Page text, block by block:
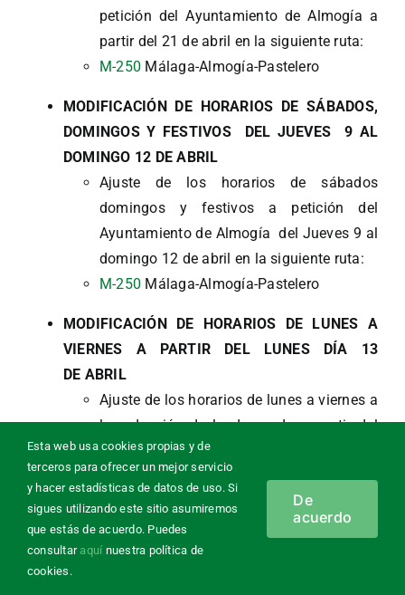
petición del Ayuntamiento de Almogía a
partir del 21 de abril en la siguiente ruta:
M-250 Málaga-Almogía-Pastelero
MODIFICACIÓN DE HORARIOS DE SÁBADOS,
DOMINGOS Y FESTIVOS DEL JUEVES 9 AL
DOMINGO 12 DE ABRIL
Ajuste de los horarios de sábados
domingos y festivos a petición del
Ayuntamiento de Almogía del Jueves 9 al
domingo 12 de abril en la siguiente ruta:
M-250 Málaga-Almogía-Pastelero
MODIFICACIÓN DE HORARIOS DE LUNES A
VIERNES A PARTIR DEL LUNES DÍA 13
DE ABRIL
Ajuste de los horarios de lunes a viernes a
la reducción de la demanda a partir del
lunes 13 de abril en las siguientes rutas:
M-123 Churriana-Torremolinos-
Benalmádena Costa
T-1Urbano de Torremolinos. Línea 1
Torremolinos-Aloha
Esta web usa cookies propias y de
terceros para ofrecer un mejor servicio
y hacer estadísticas de datos de uso. Si
sigues utilizando este sitio asumiremos
que estás de acuerdo. Puedes
consultar aquí nuestra política de
cookies.
De
acuerdo